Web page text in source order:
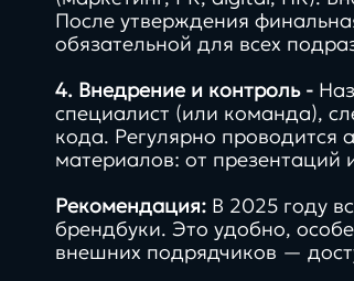
После утверждения
обязательной для всех
4. Внедрение и контроль -
специалист (или команда),
кода. Регулярно проводится
материалов: от презентаций
Рекомендация: В 2025 году
брендбуки. Это удобно,
внешних подрядчиков —